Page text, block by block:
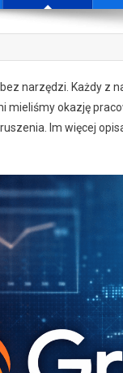
narzędzi. Każdy z
okazję
Im więcej